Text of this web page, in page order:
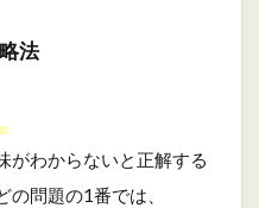
法
がわからないと正解する
問題の1番では、